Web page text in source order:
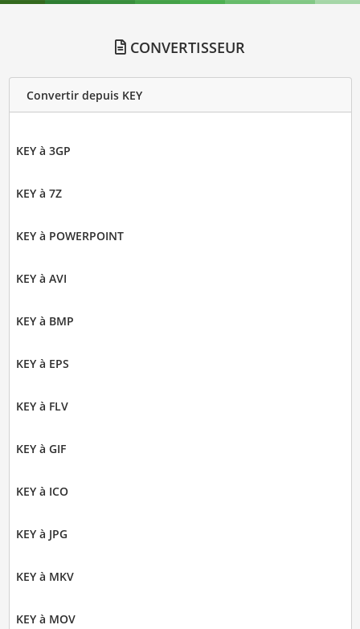
CONVERTISSEUR
Convertir depuis KEY
KEY à 3GP
KEY à 7Z
KEY à POWERPOINT
KEY à AVI
KEY à BMP
KEY à EPS
KEY à FLV
KEY à GIF
KEY à ICO
KEY à JPG
KEY à MKV
KEY à MOV